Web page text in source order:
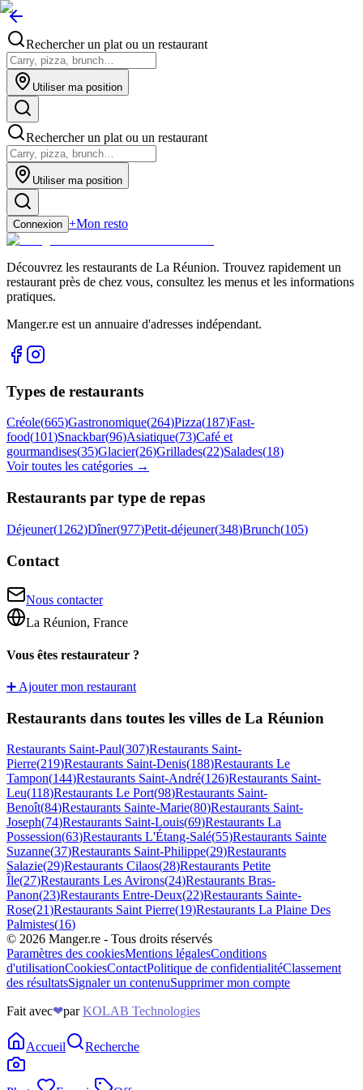
Rechercher un plat ou un restaurant
Utiliser ma position
Rechercher un plat ou un restaurant
Utiliser ma position
Connexion +Mon resto
Découvrez les restaurants de La Réunion. Trouvez rapidement un
restaurant près de chez vous, consultez les menus et les informations
pratiques.
Manger.re est un annuaire d'adresses indépendant.
Types de restaurants
Créole(665)Gastronomique(264)Pizza(187)Fast-
food(101)Snackbar(96)Asiatique(73)Café et
gourmandises(35)Glacier(26)Grillades(22)Salades(18)
Voir toutes les catégories →
Restaurants par type de repas
Déjeuner(1262)Dîner(977)Petit-déjeuner(348)Brunch(105)
Contact
Nous contacter
La Réunion, France
Vous êtes restaurateur ?
➕ Ajouter mon restaurant
Restaurants dans toutes les villes de La Réunion
Restaurants Saint-Paul(307)Restaurants Saint-
Pierre(219)Restaurants Saint-Denis(188)Restaurants Le
Tampon(144)Restaurants Saint-André(126)Restaurants Saint-
Leu(118)Restaurants Le Port(98)Restaurants Saint-
Benoît(84)Restaurants Sainte-Marie(80)Restaurants Saint-
Joseph(74)Restaurants Saint-Louis(69)Restaurants La
Possession(63)Restaurants L'Étang-Salé(55)Restaurants Sainte
Suzanne(37)Restaurants Saint-Philippe(29)Restaurants
Salazie(29)Restaurants Cilaos(28)Restaurants Petite
Île(27)Restaurants Les Avirons(24)Restaurants Bras-
Panon(23)Restaurants Entre-Deux(22)Restaurants Sainte-
Rose(21)Restaurants Saint Pierre(19)Restaurants La Plaine Des
Palmistes(16)
© 2026 Manger.re - Tous droits réservés
Paramètres des cookiesMentions légalesConditions
d'utilisationCookiesContactPolitique de confidentialitéClassement
des résultatsSignaler un contenuSupprimer mon compte
Fait avec❤par KOLAB Technologies
Accueil Recherche